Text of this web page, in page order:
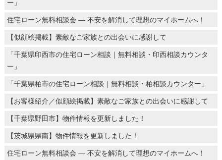
ー」
住宅ローン無料相談会 ― 不安を解消して理想のマイホームへ！
【似顔絵掲載】素敵なご家族との出会いに感謝して
「千葉県印西市の住宅ローン相談｜無料相談・印西相談カウンタ
ー」
「千葉県柏市の住宅ローン相談｜無料相談・柏相談カウンター」
【お客様紹介／似顔絵掲載】素敵なご家族との出会いに感謝して
【千葉県野田市】物件情報を更新しました！
【茨城県県南】物件情報を更新しました！
住宅ローン無料相談会 ― 不安を解消して理想のマイホームへ！